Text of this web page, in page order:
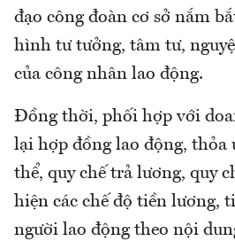
đạo công đoàn cơ sở nắm
hình tư tưởng, tâm tư,
của công nhân lao động.
Đồng thời, phối hợp với
lại hợp đồng lao động, thỏa
thể, quy chế trả lương, quy
hiện các chế độ tiền lương,
người lao động theo nội